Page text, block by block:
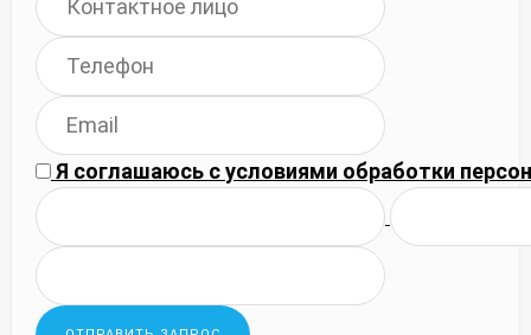
Я соглашаюсь сусловиями обработки